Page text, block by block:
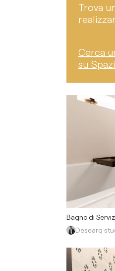
Trova
Cerca
su
Bagno di
Desearq